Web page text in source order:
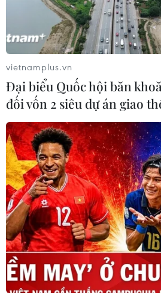
Nhận định Việt Nam vs
Campuchia: Vì sao thầy trò
Sang-sik cần giành ngôi đầu
06/08/2026 11:05
Nhận định Việt Nam vs
'Phù thủy Kim' sẽ xoay tua
đường dài?
06/08/2026 08:25
HLV Kim Sang-sik: 'Tuyển Việt
hướng tới chiến thắng để giữ
đầu bảng'
06/08/2026 07:25
Chủ tịch Liên đoàn Bóng đá
chịu sức ép chưa từng có
vietnamplus.vn
Đại biểu Quốc hội băn
đối vốn 2 siêu dự án giao